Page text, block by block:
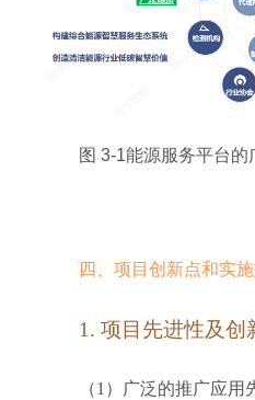
图 3-1能源服务平台的
四、项目创新点和实
1. 项目先进性及创
（1）广泛的推广应用